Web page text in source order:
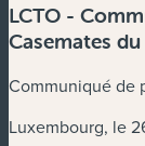
LCTO -
Casemates
Communiqué de
Luxembourg, le